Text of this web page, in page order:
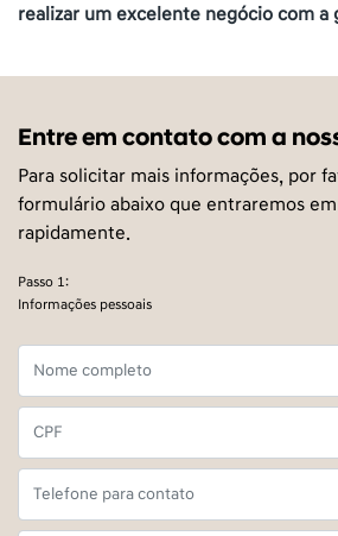
realizar um excelente negócio com a
Entre em contato com a
Para solicitar mais informações, por
formulário abaixo que entraremos
rapidamente.
Passo 1:
Informações pessoais